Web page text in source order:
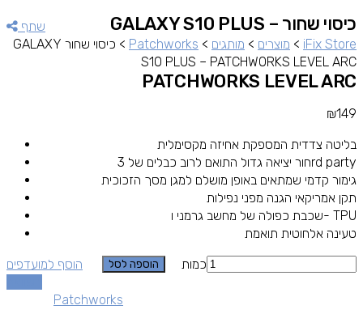
שתף
iFix Store
> מוצרים > מותגים >
Patchworks
>
כיסוי שחור GALAXY
S10 PLUS – PATCHWORKS LEVEL ARC
כיסוי שחור GALAXY S10 PLUS –
PATCHWORKS LEVEL ARC
₪149
בליטה צדדית המספקת אחיזה מקסימלית
חור יציאה גדול התואם לרוב כבלים של 3rd party
גימור קדמי שמתאים באופן מושלם למגן מסך הזכוכית
תקן אמריקאי הגנה מפני נפילות
שכבת כפולה של מחשב גרמני ו- TPU
טעינה אלחוטית תואמת
כמות
הוספה לסל
הוסף למועדפים
Patchworks